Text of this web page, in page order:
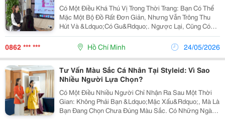
Có Một Điều Khá Thú Vị Trong Thời Trang: Bạn Có Thể
Mặc Một Bộ Đồ Rất Đơn Giản, Nhưng Vẫn Trông Thu
Hút Và &Ldquo;Có Gu&Rdquo;. Ngược Lại, Cũng Có
Những Bộ Trang Phục Được Đầu Tư Kỹ Lưỡng, Nhưng
Tổng Thể Lại Thiếu Hài Hòa Và Khó Tạo Ấn Tượng.
0862 *** *** Hồ Chí Minh 24/05/2026
Tư Vấn Màu Sắc Cá Nhân Tại Styleid: Vì Sao
Nhiều Người Lựa Chọn?
Có Một Điều Nhiều Người Chỉ Nhận Ra Sau Một Thời
Gian: Không Phải Bạn &Ldquo;Mặc Xấu&Rdquo;, Mà Là
Bạn Đang Chọn Chưa Đúng Màu Sắc. Có Những Ngày